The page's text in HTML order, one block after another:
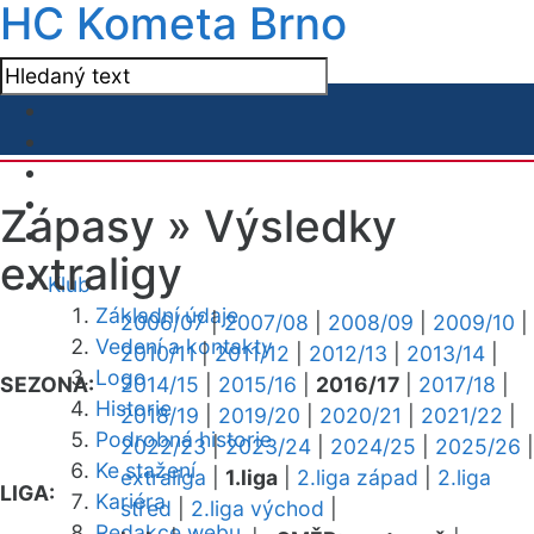
HC Kometa Brno
Klub
Základní údaje
Vedení a kontakty
Logo
Historie
Podrobná historie
Ke stažení
Kariéra
Zápasy » Výsledky
extraligy
SEZONA:
2006/07|2007/08 2008/09 2009/10
2010/11|2011/12 2012/13 2013/14
2014/15
2015/16 2016/17 2017/18
2018/19
2019/20 2020/21 2021/22
2022/23|2023/24 2024/25 2025/26
LIGA:
extraliga 1.liga 2.liga západ
2.liga
střed
2.liga východ